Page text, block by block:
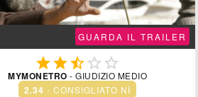
GUARDA IL TRAILER
  
MYMONETRO - GIUDIZIO MEDIO
2.34 - CONSIGLIATO NÌ